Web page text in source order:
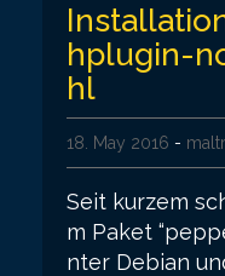
hplugin-
hl
18. May 2016 -
Seit kurzem
m Paket
nter Debian